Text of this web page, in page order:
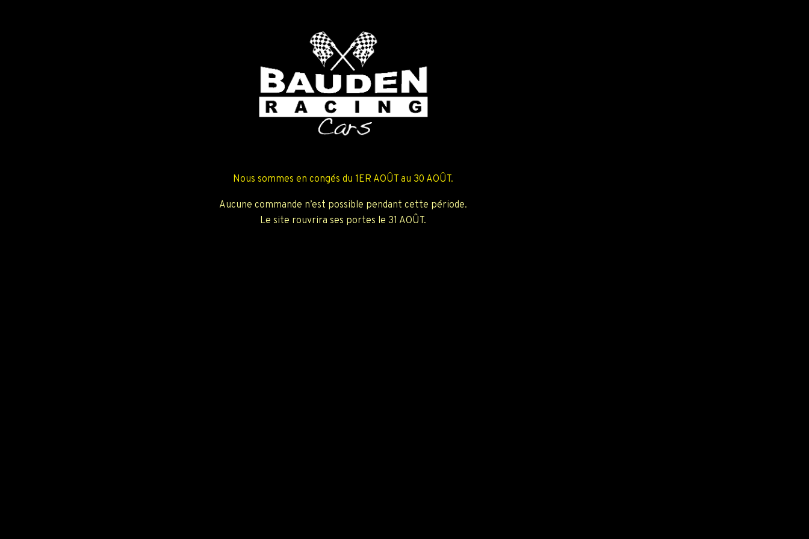
Nous sommes en congés du 1ER AOÛT au 30 AOÛT.
Aucune commande n’est possible pendant cette période.
Le site rouvrira ses portes le 31 AOÛT.